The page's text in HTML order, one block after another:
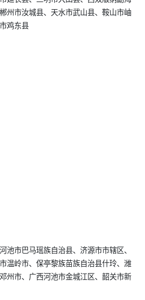
州市汝城县、天水市武山县、鞍山市岫
鸡东县
池市巴马瑶族自治县、济源市市辖区、
温岭市、保亭黎族苗族自治县什玲、潍
州市、广西河池市金城江区、韶关市新